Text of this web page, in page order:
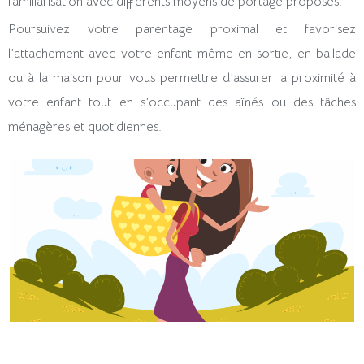
Poursuivez votre parentage proximal et favorisez
l’attachement avec votre enfant même en sortie, en ballade
ou à la maison pour vous permettre d’assurer la proximité à
votre enfant tout en s’occupant des aînés ou des tâches
ménagères et quotidiennes.